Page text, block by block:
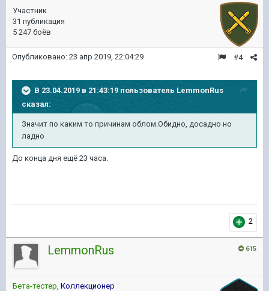
Участник
31 публикация
5 247 боёв
#4
Опубликовано: 23 апр 2019, 22:04:29
В 23.04.2019 в 21:43:19 пользователь LemmonRus
сказал:
Значит по каким то причинам облом.Обидно, досадно но
ладно
До конца дня ещё 23 часа.
2
615
LemmonRus
Бета-тестер, Коллекционер